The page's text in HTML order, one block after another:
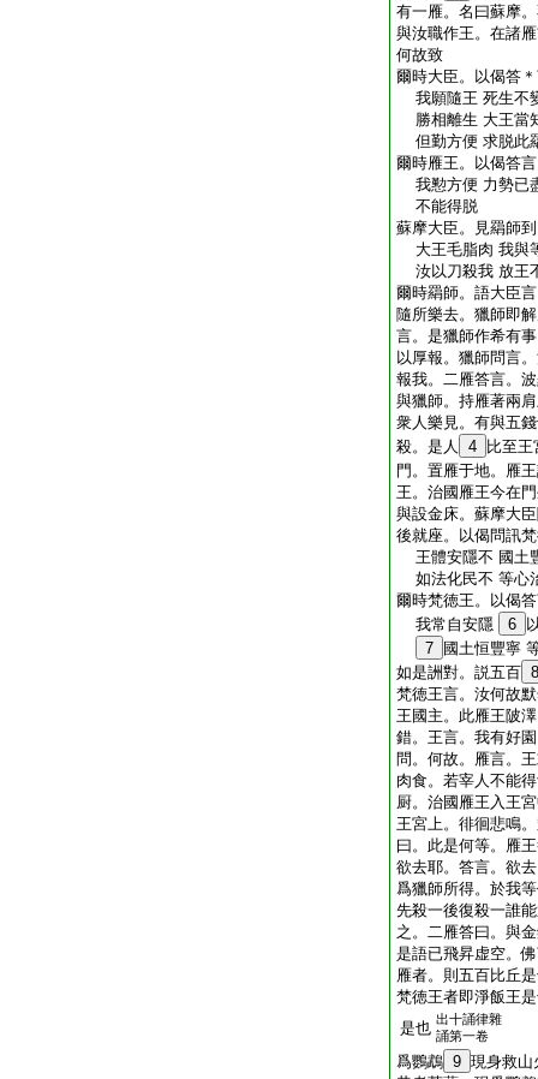
有一雁。名曰蘇摩
與汝職作王。在諸
何故致
爾時大臣。以偈答
我願隨王 死生不
勝相離生 大王當
但勤方便 求脱此
爾時雁王。以偈答言
我懃方便 力勢已
不能得脱
蘇摩大臣。見羂師
大王毛脂肉 我與
汝以刀殺我 放王
爾時羂師。語大臣
隨所樂去。獵師即
言。是獵師作希有
以厚報。獵師問言
報我。二雁答言。
與獵師。持雁著兩
衆人樂見。有與五
殺。是人
4
比至
門。置雁于地。雁
王。治國雁王今在
與設金床。蘇摩大
後就座。以偈問訊
王體安隱不 國土
如法化民不 等心
爾時梵徳王。以偈
我常自安隱
6
7
國土恒豐寧
如是詶對。説五百 8
梵徳王言。汝何故
王國主。此雁王陂
錯。王言。我有好
問。何故。雁言。
肉食。若宰人不能
厨。治國雁王入王
王宮上。徘徊悲鳴
曰。此是何等。雁
欲去耶。答言。欲
爲獵師所得。於我
先殺一後復殺一誰
之。二雁答曰。與
是語已飛昇虚空。
雁者。則五百比丘
梵徳王者即淨飯王
是也 出十誦律雜
誦第一卷
爲鸚鵡 9 現身救山